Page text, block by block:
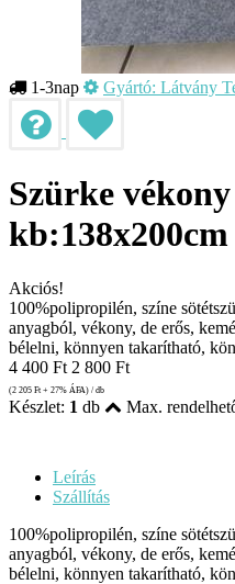
1-3nap Gyártó: Látvány
Szürke
kb:138x200cm
Akciós!
100%polipropilén, színe
anyagból, vékony, de erős,
bélelni, könnyen takarítható,
4 400 Ft 2 800 Ft
(2 205 Ft + 27% ÁFA) / db
Készlet: 1 db Max.
Leírás
Szállítás
100%polipropilén, színe
anyagból, vékony, de erős,
bélelni, könnyen takarítható,